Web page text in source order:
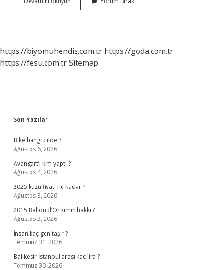
Uzun
https://biyomuhendis.com.tr https://goda.com.tr
https://fesu.com.trSitemap
Sidebar
Son Yazılar
Bike hangi dilde ?
Ağustos 6, 2026
Avangart’ı kim yaptı ?
Ağustos 4, 2026
2025 kuzu fiyatı ne kadar ?
Ağustos 3, 2026
2015 Ballon d’Or kimin hakkı ?
Ağustos 3, 2026
İnsan kaç gen taşır ?
Temmuz 31, 2026
Balıkesir İstanbul arası kaç lira ?
Temmuz 30, 2026